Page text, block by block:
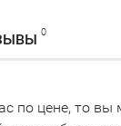
0
по цене, то